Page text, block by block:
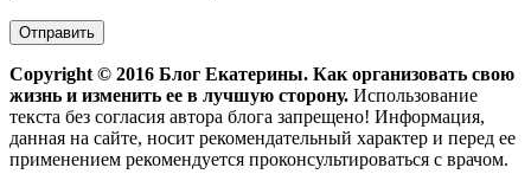
Copyright © 2016 Блог Екатерины. Как организовать свою
жизнь и изменить ее в лучшую сторону. Использование
текста без согласия автора блога запрещено! Информация,
данная на сайте, носит рекомендательный характер и перед ее
применением рекомендуется проконсультироваться с врачом.